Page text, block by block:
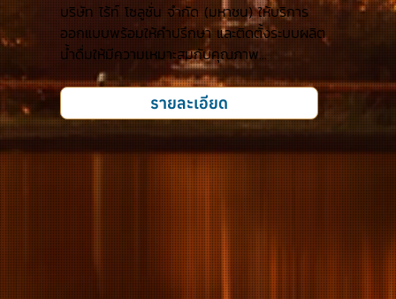
บริษัท ไร้ท์ โซลูชั่น จำกัด (มหาชน) ให้บริการ
ออกแบบพร้อมให้คำปรึกษา และติดตั้งระบบผลิต
น้ำดื่มให้มีความเหมาะสมกับคุณภาพ...
รายละเอียด